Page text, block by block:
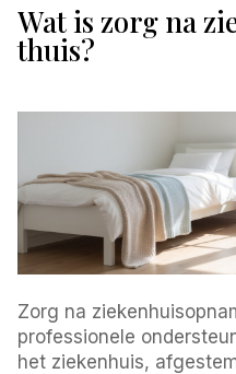
Wat is zorg na
thuis?
Zorg na
professionele
het ziekenhuis,